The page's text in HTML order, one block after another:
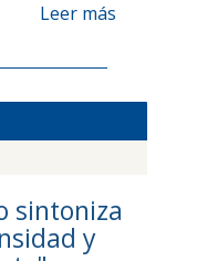
Leer más
sintoniza
y